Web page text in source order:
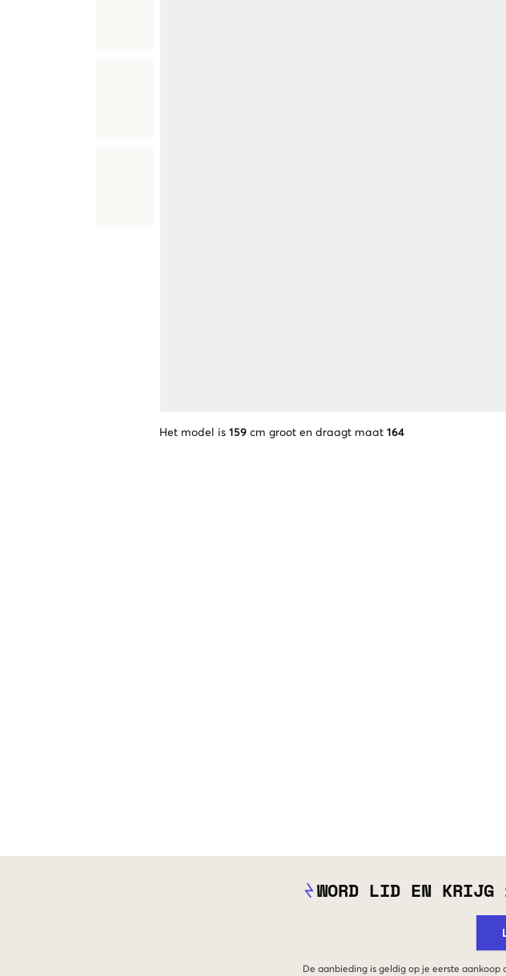
Het model is 159 cm groot en draagt maat 164
WORD LID EN KRIJG
De aanbieding is geldig op je eerste